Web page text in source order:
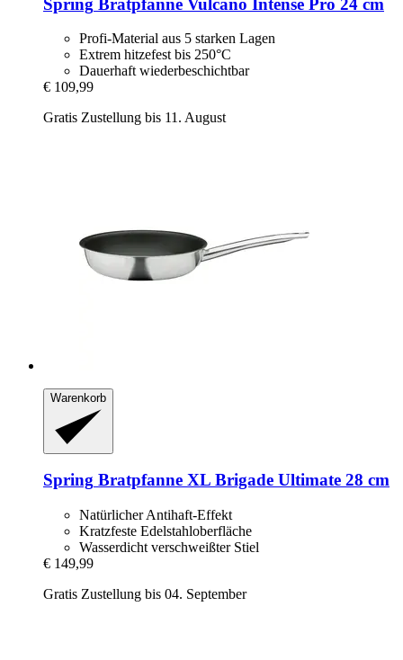
Profi-Material aus 5 starken Lagen
Extrem hitzefest bis 250°C
Dauerhaft wiederbeschichtbar
€ 109,99
Gratis Zustellung bis 11. August
Warenkorb
Spring Bratpfanne XL Brigade Ultimate 28 cm
Natürlicher Antihaft-Effekt
Kratzfeste Edelstahloberfläche
Wasserdicht verschweißter Stiel
€ 149,99
Gratis Zustellung bis 04. September